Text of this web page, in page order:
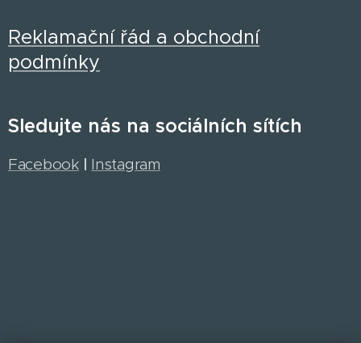
Reklamační řád a obchodní
podmínky
Sledujte nás na sociálních sítích
Facebook| Instagram